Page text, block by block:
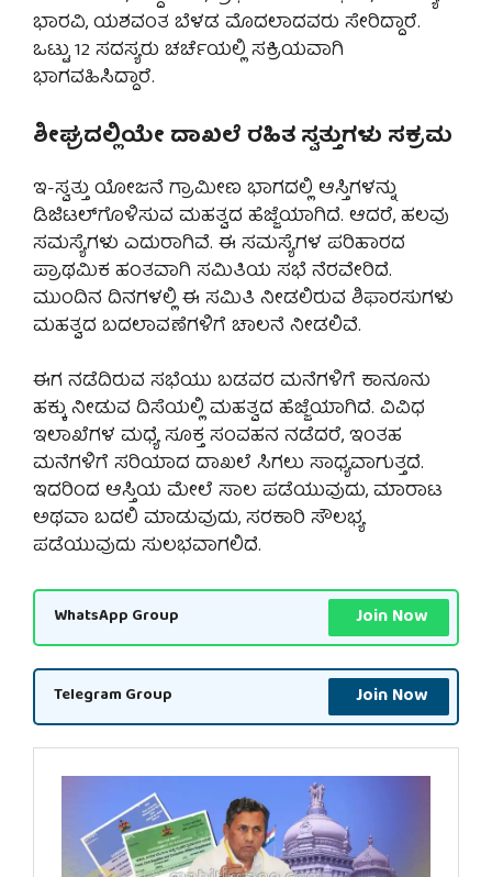
ಭಾರವಿ, ಯಶವಂತ ಬೆಳಡ ಮೊದಲಾದವರು ಸೇರಿದ್ದಾರೆ.
ಒಟ್ಟು 12 ಸದಸ್ಯರು ಚರ್ಚೆಯಲ್ಲಿ ಸಕ್ರಿಯವಾಗಿ
ಭಾಗವಹಿಸಿದ್ದಾರೆ.
ಶೀಘ್ರದಲ್ಲಿಯೇ ದಾಖಲೆ ರಹಿತ ಸ್ವತ್ತುಗಳು ಸಕ್ರಮ
ಇ-ಸ್ವತ್ತು ಯೋಜನೆ ಗ್ರಾಮೀಣ ಭಾಗದಲ್ಲಿ ಆಸ್ತಿಗಳನ್ನು
ಡಿಜಿಟಲ್‌ಗೊಳಿಸುವ ಮಹತ್ವದ ಹೆಜ್ಜೆಯಾಗಿದೆ. ಆದರೆ, ಹಲವು
ಸಮಸ್ಯೆಗಳು ಎದುರಾಗಿವೆ. ಈ ಸಮಸ್ಯೆಗಳ ಪರಿಹಾರದ
ಪ್ರಾಥಮಿಕ ಹಂತವಾಗಿ ಸಮಿತಿಯ ಸಭೆ ನೆರವೇರಿದೆ.
ಮುಂದಿನ ದಿನಗಳಲ್ಲಿ ಈ ಸಮಿತಿ ನೀಡಲಿರುವ ಶಿಫಾರಸುಗಳು
ಮಹತ್ವದ ಬದಲಾವಣೆಗಳಿಗೆ ಚಾಲನೆ ನೀಡಲಿವೆ.
ಈಗ ನಡೆದಿರುವ ಸಭೆಯು ಬಡವರ ಮನೆಗಳಿಗೆ ಕಾನೂನು
ಹಕ್ಕು ನೀಡುವ ದಿಸೆಯಲ್ಲಿ ಮಹತ್ವದ ಹೆಜ್ಜೆಯಾಗಿದೆ. ವಿವಿಧ
ಇಲಾಖೆಗಳ ಮಧ್ಯೆ ಸೂಕ್ತ ಸಂವಹನ ನಡೆದರೆ, ಇಂತಹ
ಮನೆಗಳಿಗೆ ಸರಿಯಾದ ದಾಖಲೆ ಸಿಗಲು ಸಾಧ್ಯವಾಗುತ್ತದೆ.
ಇದರಿಂದ ಆಸ್ತಿಯ ಮೇಲೆ ಸಾಲ ಪಡೆಯುವುದು, ಮಾರಾಟ
ಅಥವಾ ಬದಲಿ ಮಾಡುವುದು, ಸರಕಾರಿ ಸೌಲಭ್ಯ
ಪಡೆಯುವುದು ಸುಲಭವಾಗಲಿದೆ.
WhatsApp Group Join Now
Telegram Group Join Now